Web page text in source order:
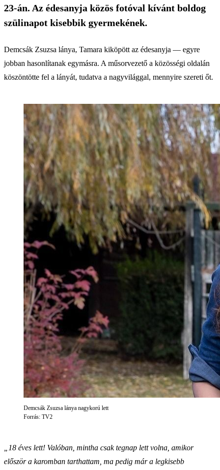
23-án. Az édesanyja közös fotóval kívánt boldog
szülinapot kisebbik gyermekének.
Demcsák Zsuzsa lánya, Tamara kiköpött az édesanyja — egyre
jobban hasonlítanak egymásra. A műsorvezető a közösségi oldalán
köszöntötte fel a lányát, tudatva a nagyvilággal, mennyire szereti őt.
Demcsák Zsuzsa lánya nagykorú lett
Forrás: TV2
„18 éves lett! Valóban, mintha csak tegnap lett volna, amikor
először a karomban tarthattam, ma pedig már a legkisebb